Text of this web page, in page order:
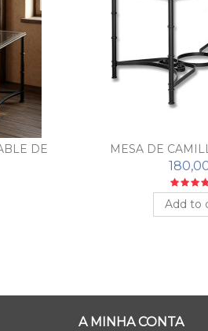
DE
MESA DE
ELEVABLE
Add to
A MINHA CONTA